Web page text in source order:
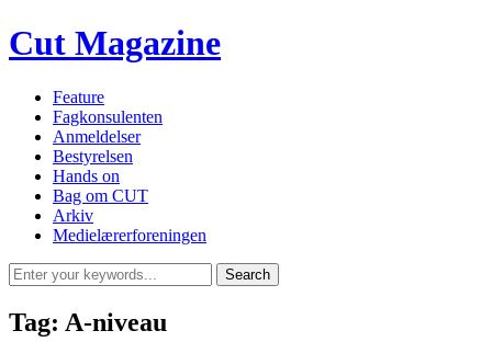
Cut Magazine
Feature
Fagkonsulenten
Anmeldelser
Bestyrelsen
Hands on
Bag om CUT
Arkiv
Medielærerforeningen
Tag: A-niveau